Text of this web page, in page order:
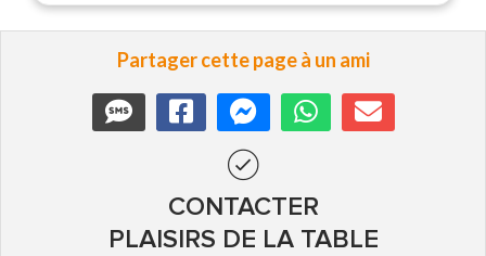
Partager cette page à un ami
CONTACTER
PLAISIRS DE LA TABLE